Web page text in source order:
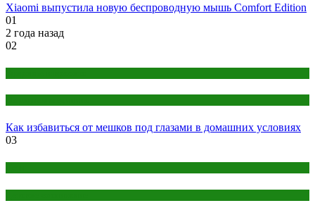
Xiaomi выпустила новую беспроводную мышь Comfort Edition
01
2 года назад
02
Как избавиться от мешков под глазами в домашних условиях
03